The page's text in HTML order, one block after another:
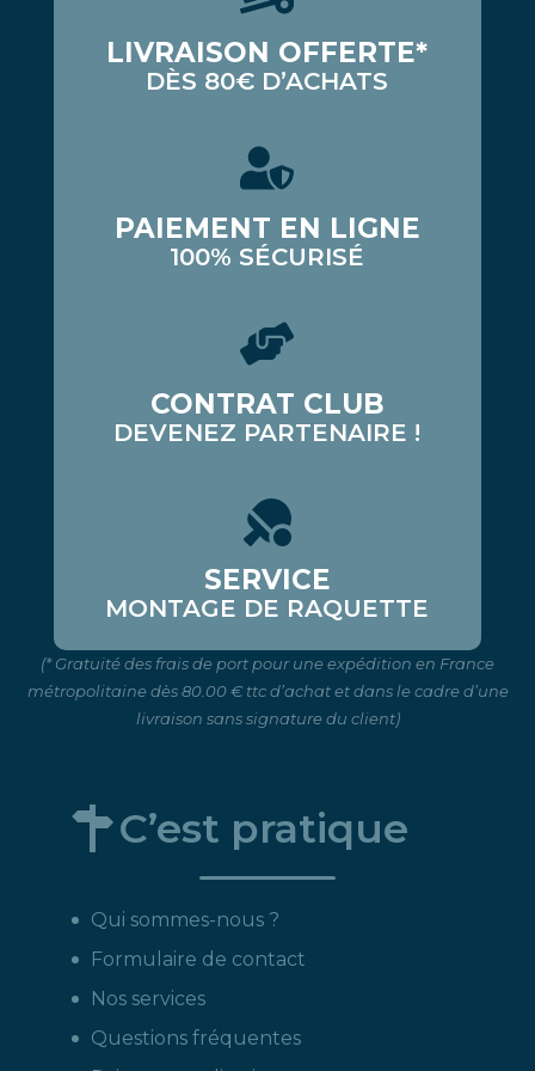
LIVRAISON OFFERTE*
DÈS 80€ D’ACHATS
PAIEMENT EN LIGNE
100% SÉCURISÉ
CONTRAT CLUB
DEVENEZ PARTENAIRE !
SERVICE
MONTAGE DE RAQUETTE
(* Gratuité des frais de port pour une expédition en France
métropolitaine dès 80.00 € ttc d’achat et dans le cadre d’une
livraison sans signature du client)
C’est pratique
Qui sommes-nous ?
Formulaire de contact
Nos services
Questions fréquentes